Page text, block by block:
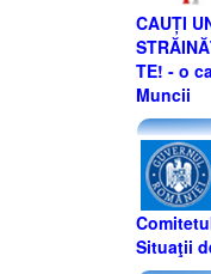
CAUȚI
TE! - o
Muncii
Situaţii